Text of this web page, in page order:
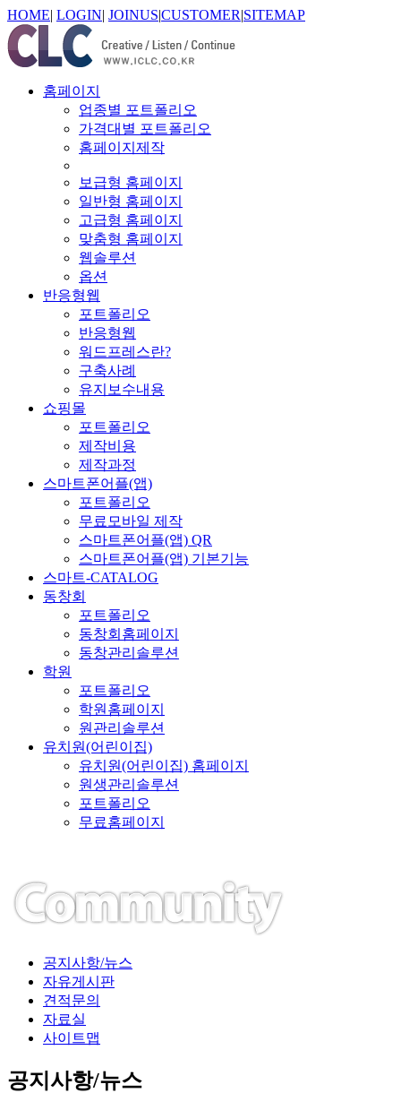
HOME| LOGIN| JOINUS|CUSTOMER|SITEMAP
홈페이지
업종별 포트폴리오
가격대별 포트폴리오
홈페이지제작
보급형 홈페이지
일반형 홈페이지
고급형 홈페이지
맞춤형 홈페이지
웹솔루션
옵션
반응형웹
포트폴리오
반응형웹
워드프레스란?
구축사례
유지보수내용
쇼핑몰
포트폴리오
제작비용
제작과정
스마트폰어플(앱)
포트폴리오
무료모바일 제작
스마트폰어플(앱) QR
스마트폰어플(앱) 기본기능
스마트-CATALOG
동창회
포트폴리오
동창회홈페이지
동창관리솔루션
학원
포트폴리오
학원홈페이지
원관리솔루션
유치원(어린이집)
유치원(어린이집) 홈페이지
원생관리솔루션
포트폴리오
무료홈페이지
공지사항/뉴스
자유게시판
견적문의
자료실
사이트맵
공지사항/뉴스